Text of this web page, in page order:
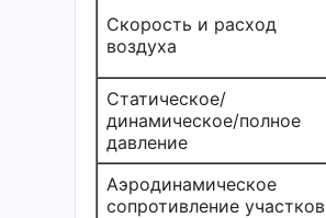
Скорость и расход
воздуха
Статическое/
динамическое/полное
давление
Аэродинамическое
сопротивление участков